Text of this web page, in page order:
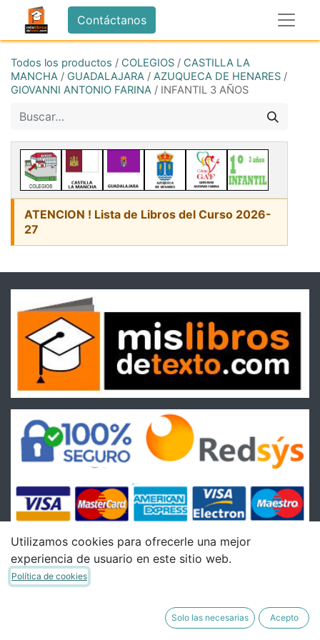
Contáctanos
Todos los productos / COLEGIOS / CASTILLA LA
MANCHA / GUADALAJARA / AZUQUECA DE HENARES /
GIOVANNI ANTONIO FARINA / INFANTIL 3 AÑOS
ATENCION ! Lista de Libros del Curso 2026-
27
Condiciones
Utilizamos cookies para ofrecerle una mejor
experiencia de usuario en este sitio web.
Política de cookies
Solo las necesarias Acepto